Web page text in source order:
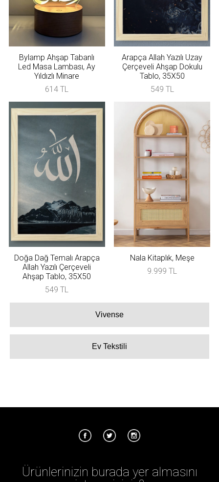
Bylamp Ahşap Tabanlı
Led Masa Lambası, Ay
Yıldızlı Minare
614 TL
Arapça Allah Yazılı Uzay
Çerçeveli Ahşap Dokulu
Tablo, 35X50
549 TL
Doğa Dağ Temalı Arapça
Allah Yazılı Çerçeveli
Ahşap Tablo, 35X50
549 TL
Nala Kitaplık, Meşe
9.999 TL
Vivense
Ev Tekstili
Ürünlerinizin burada yer almasını